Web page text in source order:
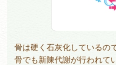
骨は硬く石灰化しているの
骨でも新陳代謝が行われて